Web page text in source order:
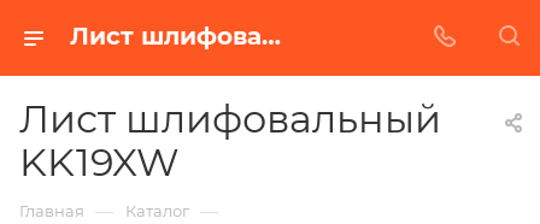
Лист шлифовальный KK19XW в Белгороде | Купить по недорогой цене от Абразивного Завода
Лист шлифовальный
KK19XW
Главная — Каталог —